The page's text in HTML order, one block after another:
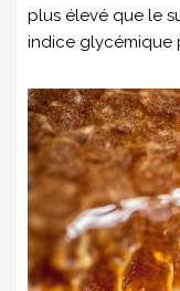
plus élevé que le
indice glycémique